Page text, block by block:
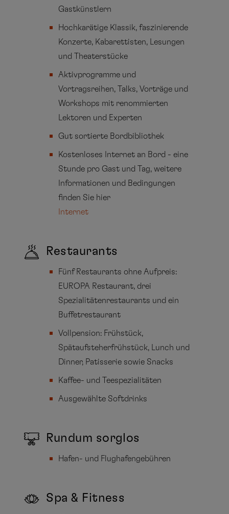
Gastkünstlern
Hochkarätige Klassik, faszinierende
Konzerte, Kabarettisten, Lesungen
und Theaterstücke
Aktivprogramme und
Vortragsreihen, Talks, Vorträge und
Workshops mit renommierten
Lektoren und Experten
Gut sortierte Bordbibliothek
Kostenloses Internet an Bord - eine
Stunde pro Gast und Tag, weitere
Informationen und Bedingungen
finden Sie hier
Internet
Restaurants
Fünf Restaurants ohne Aufpreis:
EUROPA Restaurant, drei
Spezialitätenrestaurants und ein
Buffetrestaurant
Vollpension: Frühstück,
Spätaufsteherfrühstück, Lunch und
Dinner, Patisserie sowie Snacks
Kaffee- und Teespezialitäten
Ausgewählte Softdrinks
Rundum sorglos
Hafen- und Flughafengebühren
Spa & Fitness